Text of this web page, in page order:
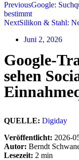
PreviousGoogle:
bestimmt
NextSilikon & Stahl:
Juni 2, 2026
Google-
sehen
QUELLE: Digiday
Veröffentlicht: 2026-
Autor: Berndt
Lesezeit: 2 min